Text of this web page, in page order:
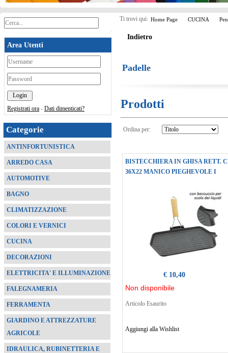
Area Utenti
*
*
Registrati ora - Dati dimenticati?
Categorie
ANTINFORTUNISTICA
ARREDO CASA
AUTOMOTIVE
BAGNO
CLIMATIZZAZIONE
COLORI E VERNICI
CUCINA
DECORAZIONI
ELETTRICITA' E ILLUMINAZIONE
FALEGNAMERIA
FERRAMENTA
GIARDINO E ATTREZZATURE
AGRICOLE
IDRAULICA, RUBINETTERIA E
Ti trovi qui: Home Page CUCINA
Indietro
Padelle
Prodotti
Ordina per:
BISTECCHIERA IN GHISA RETT.
36X22 MANICO PIEGHEVOLE I
€ 10,40
Non disponibile
Articolo Esaurito
Aggiungi alla Wishlist